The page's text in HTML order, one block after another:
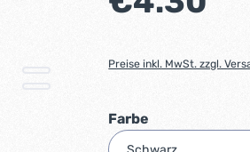
Preise inkl. MwSt. zzgl.
Farbe